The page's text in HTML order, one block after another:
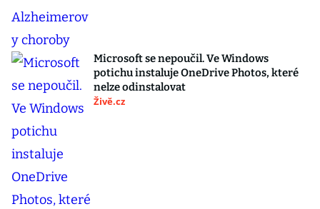
Microsoft se nepoučil. Ve Windows
potichu instaluje OneDrive Photos, které
nelze odinstalovat
Živě.cz